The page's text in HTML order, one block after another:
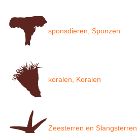
sponsdieren, Sponzen
koralen, Koralen
Zeesterren en Slangsterren